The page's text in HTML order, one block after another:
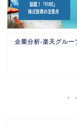
企業分析-楽天グル